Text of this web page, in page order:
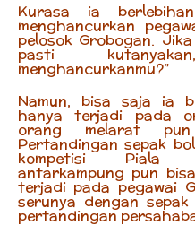
Kurasa ia
menghancurkan
pelosok Grobogan.
pasti
menghancurkanmu?”
Namun, bisa saja ia
hanya terjadi pada
orang melarat
Pertandingan sepak
kompetisi Piala
antarkampung pun
terjadi pada pegawai
serunya dengan
pertandingan